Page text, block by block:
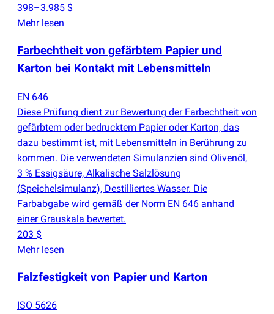
398–3.985 $
Mehr lesen
Farbechtheit von gefärbtem Papier und
Karton bei Kontakt mit Lebensmitteln
EN 646
Diese Prüfung dient zur Bewertung der Farbechtheit von
gefärbtem oder bedrucktem Papier oder Karton, das
dazu bestimmt ist, mit Lebensmitteln in Berührung zu
kommen. Die verwendeten Simulanzien sind Olivenöl,
3 % Essigsäure, Alkalische Salzlösung
(Speichelsimulanz), Destilliertes Wasser. Die
Farbabgabe wird gemäß der Norm EN 646 anhand
einer Grauskala bewertet.
203 $
Mehr lesen
Falzfestigkeit von Papier und Karton
ISO 5626